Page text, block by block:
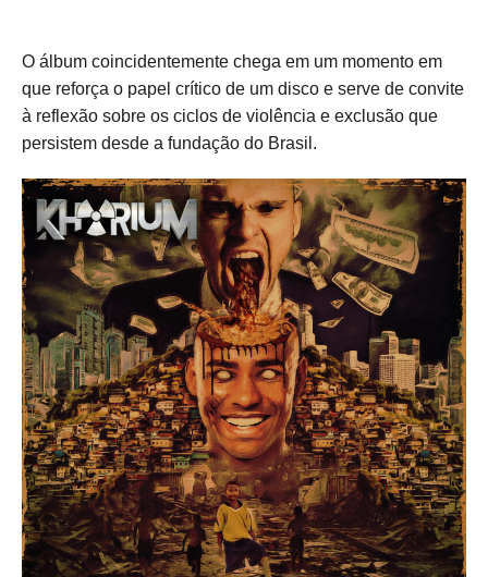
O álbum coincidentemente chega em um momento em
que reforça o papel crítico de um disco e serve de convite
à reflexão sobre os ciclos de violência e exclusão que
persistem desde a fundação do Brasil.